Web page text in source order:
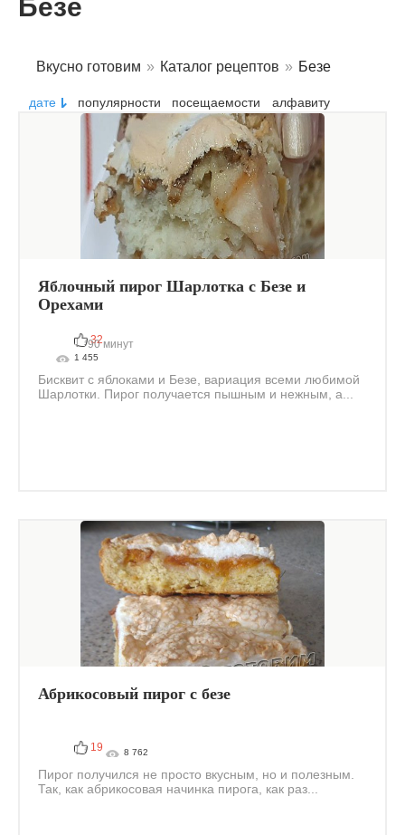
Безе
Вкусно готовим » Каталог рецептов » Безе
дате популярности посещаемости алфавиту
Яблочный пирог Шарлотка с Безе и
Орехами
32
90 минут
1 455
Бисквит с яблоками и Безе, вариация всеми любимой
Шарлотки. Пирог получается пышным и нежным, а...
Абрикосовый пирог с безе
19 8 762
Пирог получился не просто вкусным, но и полезным.
Так, как абрикосовая начинка пирога, как раз...